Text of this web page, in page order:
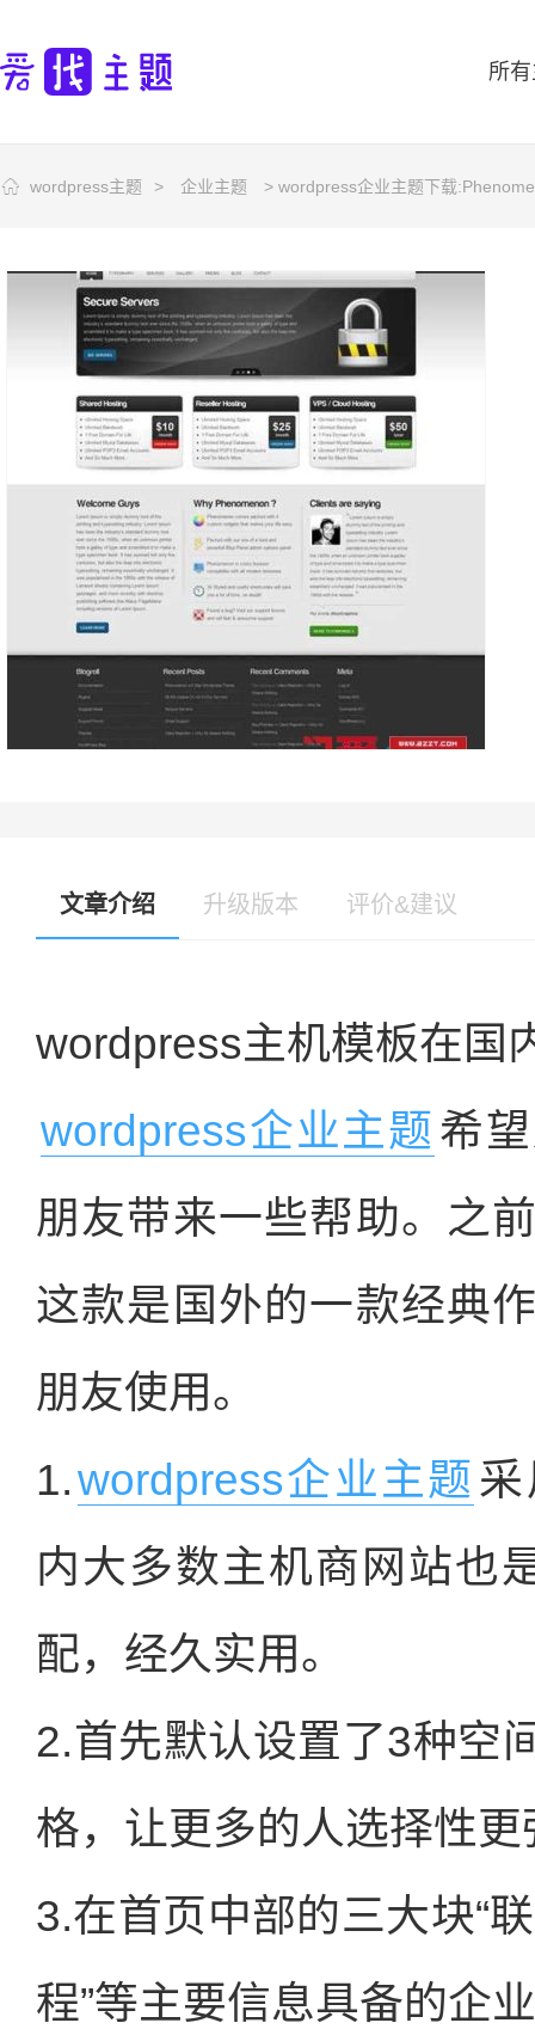
所
wordpress主题 > 企业主题 > wordpress企业主题下载
文章介绍 升级版本 评价&建议
wordpress主机模板在国
wordpress企业主题 希
朋友带来一些帮助。之
这款是国外的一款经典
朋友使用。
1.wordpress企业主题
内大多数主机商网站也
配，经久实用。
2.首先默认设置了3种空
格，让更多的人选择性更
3.在首页中部的三大块“
程”等主要信息具备的企